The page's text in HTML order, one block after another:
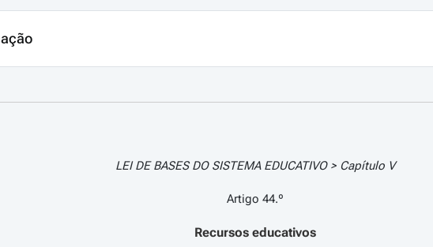
LEI DE BASES DO SISTEMA EDUCATIVO > Capítulo V
Artigo 44.º
Recursos educativos